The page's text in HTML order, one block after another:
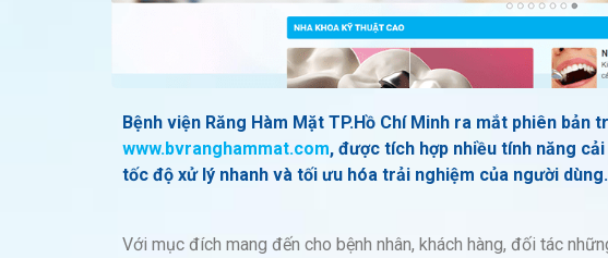
Bệnh viện Răng Hàm Mặt TP.Hồ Chí Minh ra mắt phiên bản
www.bvranghammat.com, được tích hợp nhiều tính năng
tốc độ xử lý nhanh và tối ưu hóa trải nghiệm của người dùng.
Với mục đích mang đến cho bệnh nhân, khách hàng, đối tác